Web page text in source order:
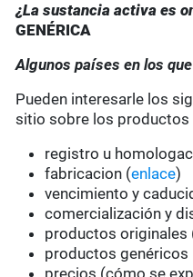
¿La sustancia activa es
GENÉRICA
Algunos países en los
Pueden interesarle los
sitio sobre los productos
registro u
fabricacion (enlace)
vencimiento y
comercialización y
productos originales
productos genéricos